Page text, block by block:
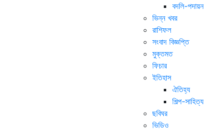
বদলি-পদায়ন
ভিন্ন খবর
রাশিফল
সংবাদ বিজ্ঞপ্তি
মুক্তমত
ফিচার
ইতিহাস
ঐতিহ্য
শিল্প-সাহিত্য
ছবিঘর
ভিডিও